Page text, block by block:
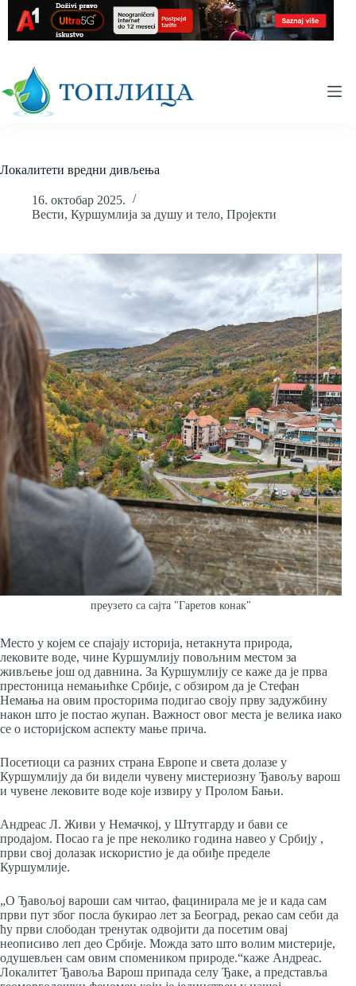
content
Локалитети вредни дивљења
16. октобар 2025.
Вести, Куршумлија за душу и тело, Пројекти
преузето са сајта "Гаретов конак"
Место у којем се спајају историја, нетакнута природа,
лековите воде, чине Куршумлију повољним местом за
живљење још од давнина. За Куршумлију се каже да је прва
престоница немањићке Србије, с обзиром да је Стефан
Немања на овим просторима подигао своју прву задужбину
након што је постао жупан. Важност овог места је велика иако
се о историјском аспекту мање прича.
Посетиоци са разних страна Европе и света долазе у
Куршумлију да би видели чувену мистериозну Ђавољу варош
и чувене лековите воде које извиру у Пролом Бањи.
Андреас Л. Живи у Немачкој, у Штутгарду и бави се
продајом. Посао га је пре неколико година навео у Србију ,
први свој долазак искористио је да обиђе пределе
Куршумлије.
„О Ђавољој вароши сам читао, фацинирала ме је и када сам
први пут због посла букирао лет за Београд, рекао сам себи да
ћу први слободан тренутак одвојити да посетим овај
неописиво леп део Србије. Можда зато што волим мистерије,
одушевљен сам овим спомеником природе.“каже Андреас.
Локалитет Ђавоља Варош припада селу Ђаке, а представља